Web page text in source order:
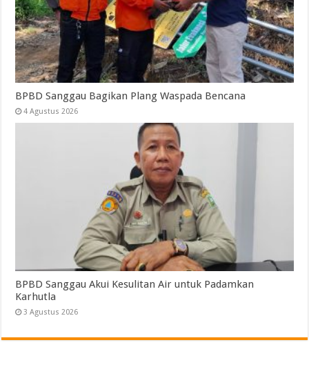
BPBD Sanggau Bagikan Plang Waspada Bencana
4 Agustus 2026
BPBD Sanggau Akui Kesulitan Air untuk Padamkan
Karhutla
3 Agustus 2026